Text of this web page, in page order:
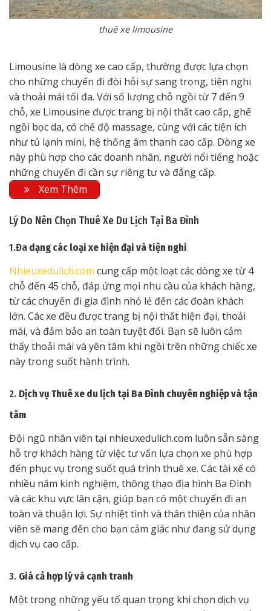
thuê xe limousine
Limousine là dòng xe cao cấp, thường được lựa chọn
cho những chuyến đi đòi hỏi sự sang trọng, tiện nghi
và thoải mái tối đa. Với số lượng chỗ ngồi từ 7 đến 9
chỗ, xe Limousine được trang bị nội thất cao cấp, ghế
ngồi bọc da, có chế độ massage, cùng với các tiện ích
như tủ lạnh mini, hệ thống âm thanh cao cấp. Dòng xe
này phù hợp cho các doanh nhân, người nổi tiếng hoặc
những chuyến đi cần sự riêng tư và đẳng cấp.
Xem Thêm
Lý Do Nên Chọn Thuê Xe Du Lịch Tại Ba Đình
1.Đa dạng các loại xe hiện đại và tiện nghi
Nhieuxedulich.com cung cấp một loạt các dòng xe từ 4
chỗ đến 45 chỗ, đáp ứng mọi nhu cầu của khách hàng,
từ các chuyến đi gia đình nhỏ lẻ đến các đoàn khách
lớn. Các xe đều được trang bị nội thất hiện đại, thoải
mái, và đảm bảo an toàn tuyệt đối. Bạn sẽ luôn cảm
thấy thoải mái và yên tâm khi ngồi trên những chiếc xe
này trong suốt hành trình.
2. Dịch vụ Thuê xe du lịch tại Ba Đình chuyên nghiệp và tận
tâm
Đội ngũ nhân viên tại nhieuxedulich.com luôn sẵn sàng
hỗ trợ khách hàng từ việc tư vấn lựa chọn xe phù hợp
đến phục vụ trong suốt quá trình thuê xe. Các tài xế có
nhiều năm kinh nghiệm, thông thạo địa hình Ba Đình
và các khu vực lân cận, giúp bạn có một chuyến đi an
toàn và thuận lợi. Sự nhiệt tình và thân thiện của nhân
viên sẽ mang đến cho bạn cảm giác như đang sử dụng
dịch vụ cao cấp.
3. Giá cả hợp lý và cạnh tranh
Một trong những yếu tố quan trọng khi chọn dịch vụ